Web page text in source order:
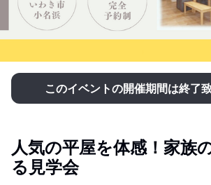
このイベントの開催期間は終了
人気の平屋を体感！家族
る見学会